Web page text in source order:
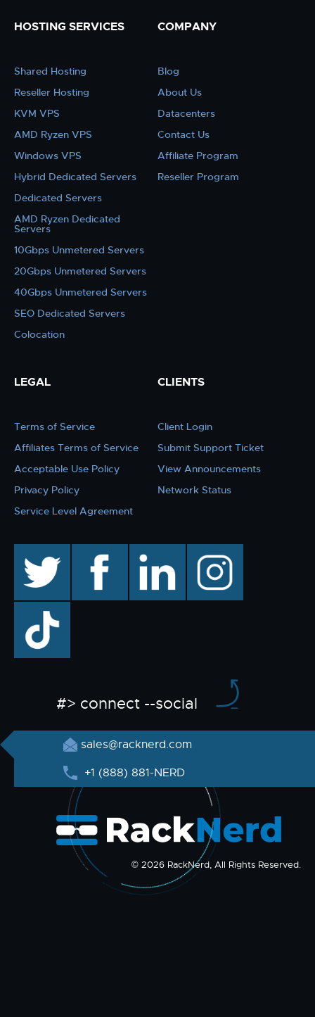
HOSTING SERVICES
Shared Hosting
Reseller Hosting
KVM VPS
AMD Ryzen VPS
Windows VPS
Hybrid Dedicated Servers
Dedicated Servers
AMD Ryzen Dedicated
Servers
10Gbps Unmetered Servers
20Gbps Unmetered Servers
40Gbps Unmetered Servers
SEO Dedicated Servers
Colocation
COMPANY
Blog
About Us
Datacenters
Contact Us
Affiliate Program
Reseller Program
LEGAL
Terms of Service
Affiliates Terms of Service
Acceptable Use Policy
Privacy Policy
Service Level Agreement
CLIENTS
Client Login
Submit Support Ticket
View Announcements
Network Status
facebook linkedin instagram
TikTok
#> connect --social
sales@racknerd.com
+1 (888) 881-NERD
© 2026 RackNerd, All Rights Reserved.